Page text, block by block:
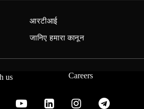
आरटीआई
जानिए हमारा कानून
us Careers